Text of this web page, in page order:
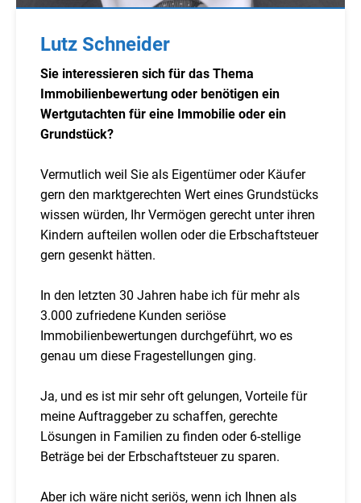
Lutz Schneider
Sie interessieren sich für das Thema
Immobilienbewertung oder benötigen ein
Wertgutachten für eine Immobilie oder ein
Grundstück?
Vermutlich weil Sie als Eigentümer oder Käufer
gern den marktgerechten Wert eines Grundstücks
wissen würden, Ihr Vermögen gerecht unter ihren
Kindern aufteilen wollen oder die Erbschaftsteuer
gern gesenkt hätten.
In den letzten 30 Jahren habe ich für mehr als
3.000 zufriedene Kunden seriöse
Immobilienbewertungen durchgeführt, wo es
genau um diese Fragestellungen ging.
Ja, und es ist mir sehr oft gelungen, Vorteile für
meine Auftraggeber zu schaffen, gerechte
Lösungen in Familien zu finden oder 6-stellige
Beträge bei der Erbschaftsteuer zu sparen.
Aber ich wäre nicht seriös, wenn ich Ihnen als